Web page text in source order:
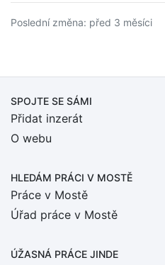
Poslední změna: před 3 měsíci
SPOJTE SE SÁMI
Přidat inzerát
O webu
HLEDÁM PRÁCI V MOSTĚ
Práce v Mostě
Úřad práce v Mostě
ÚŽASNÁ PRÁCE JINDE